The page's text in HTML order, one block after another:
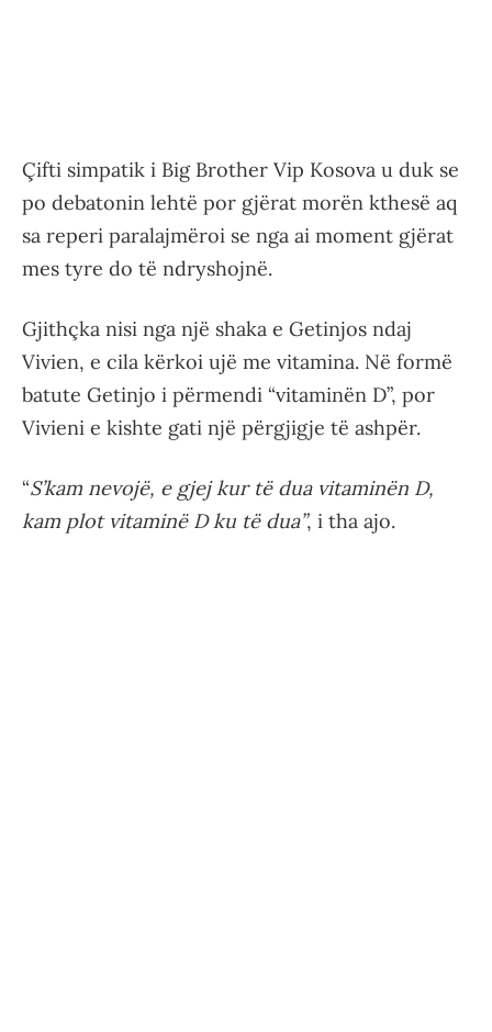
Çifti simpatik i Big Brother Vip Kosova u duk se
po debatonin lehtë por gjërat morën kthesë aq
sa reperi paralajmëroi se nga ai moment gjërat
mes tyre do të ndryshojnë.
Gjithçka nisi nga një shaka e Getinjos ndaj
Vivien, e cila kërkoi ujë me vitamina. Në formë
batute Getinjo i përmendi “vitaminën D”, por
Vivieni e kishte gati një përgjigje të ashpër.
“S’kam nevojë, e gjej kur të dua vitaminën D,
kam plot vitaminë D ku të dua”, i tha ajo.